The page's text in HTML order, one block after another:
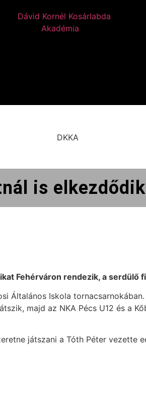
is
Fehérváron rendezik, a serdülő
Általános Iskola
majd az NKA Pécs U12 és a
játszani a Tóth Péter